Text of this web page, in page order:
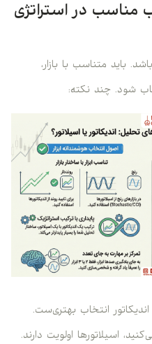
مناسب در استراتژی
باید متناسب با بازار،
شود. چند نکته:
انتخاب بهتری‌ست.
اسیلاتورها اولویت دارند.